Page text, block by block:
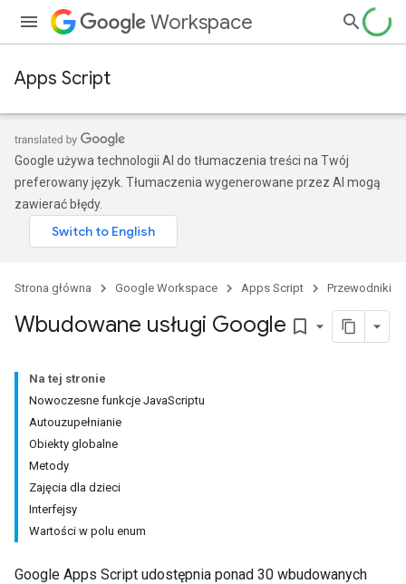
Workspace
Apps Script
Google używa technologii AI do tłumaczenia treści na Twój
preferowany język. Tłumaczenia wygenerowane przez AI mogą
zawierać błędy.
Strona główna Google Workspace Apps Script Przewodniki
Wbudowane usługi Google bookmark_border
Na tej stronie
Nowoczesne funkcje JavaScriptu
Autouzupełnianie
Obiekty globalne
Metody
Zajęcia dla dzieci
Interfejsy
Wartości w polu enum
Google Apps Script udostępnia ponad 30 wbudowanych